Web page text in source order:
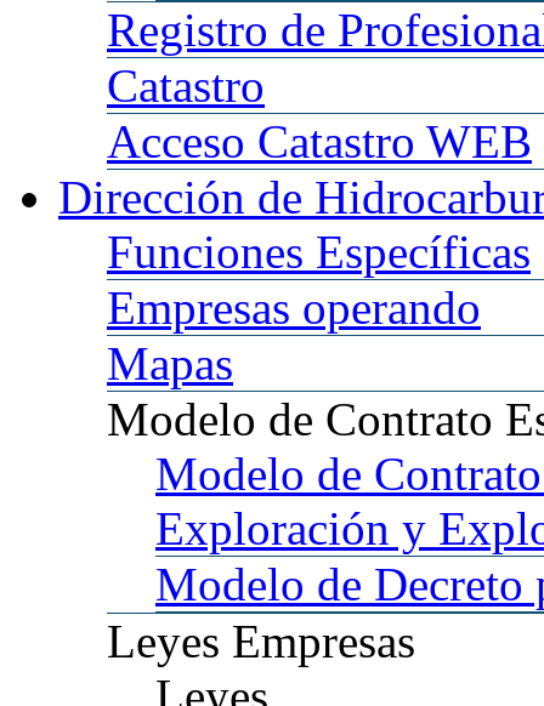
Registro de
Catastro
Acceso Catastro WEB
Dirección de
Funciones Específicas
Empresas operando
Mapas
Modelo de Contrato
Modelo de
Exploración y
Modelo de Decreto
Leyes Empresas